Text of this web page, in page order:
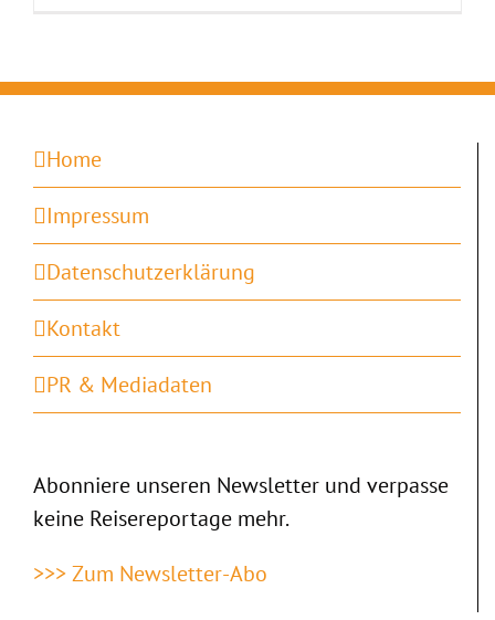
Home
Impressum
Datenschutzerklärung
Kontakt
PR & Mediadaten
Abonniere unseren Newsletter und verpasse
keine Reisereportage mehr.
>>> Zum Newsletter-Abo